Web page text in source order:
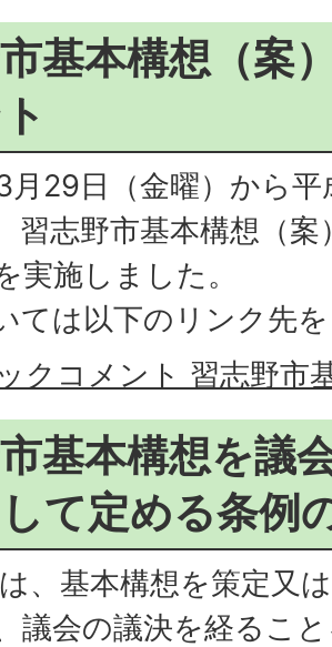
基本構想（案
月29日（金曜）から
習志野市基本構想（
実施しました。
ては以下のリンク先
クコメント 習志野市
基本構想を議
て定める条例
、基本構想を策定又
議会の議決を経るこ